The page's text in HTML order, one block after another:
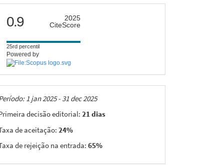
citescore
0.9
2025
CiteScore
25rd percentil
Powered by
1 jan 2025 - 31 dec 2025
decisão editorial: 21 dias
de aceitação: 24%
de rejeição na entrada: 65%